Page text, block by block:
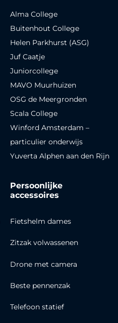
Alma College
Buitenhout College
Helen Parkhurst (ASG)
Juf Caatje
Juniorcollege
MAVO Muurhuizen
OSG de Meergronden
Scala College
Winford Amsterdam –
particulier onderwijs
Yuverta Alphen aan den Rijn
Persoonlijke
accessoires
Fietshelm dames
Zitzak volwassenen
Drone met camera
Beste pennenzak
Telefoon statief